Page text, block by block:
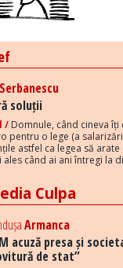
Serbanescu
soluții
/ Domnule, când cineva îți
pentru o lege (a
astfel ca legea să
ales când ai ani întregi la
Culpa
Armanca
acuză presa și
de stat”